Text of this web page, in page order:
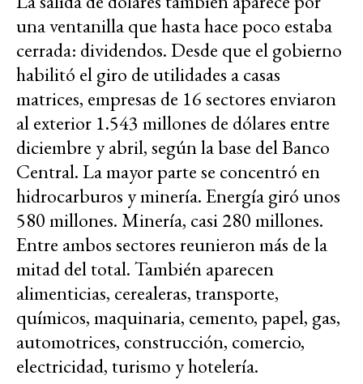
una ventanilla que hasta hace poco estaba
cerrada: dividendos. Desde que el gobierno
habilitó el giro de utilidades a casas
matrices, empresas de 16 sectores enviaron
al exterior 1.543 millones de dólares entre
diciembre y abril, según la base del Banco
Central. La mayor parte se concentró en
hidrocarburos y minería. Energía giró unos
580 millones. Minería, casi 280 millones.
Entre ambos sectores reunieron más de la
mitad del total. También aparecen
alimenticias, cerealeras, transporte,
químicos, maquinaria, cemento, papel, gas,
automotrices, construcción, comercio,
electricidad, turismo y hotelería.